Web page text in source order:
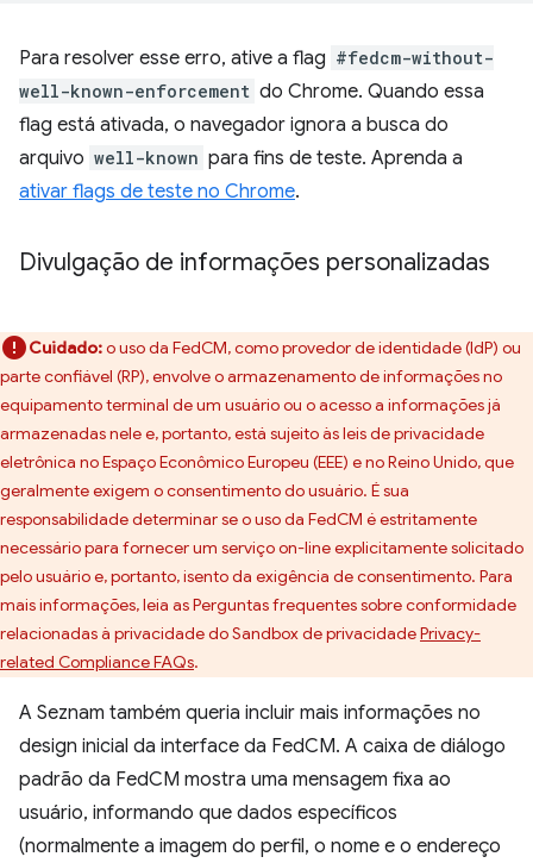
Para resolver esse erro, ative a flag #fedcm-without-
well-known-enforcement do Chrome. Quando essa
flag está ativada, o navegador ignora a busca do
arquivo well-known para fins de teste. Aprenda a
ativar flags de teste no Chrome.
Divulgação de informações personalizadas
Cuidado:o uso da FedCM, como provedor de identidade (IdP) ou
parte confiável (RP), envolve o armazenamento de informações no
equipamento terminal de um usuário ou o acesso a informações já
armazenadas nele e, portanto, está sujeito às leis de privacidade
eletrônica no Espaço Econômico Europeu (EEE) e no Reino Unido, que
geralmente exigem o consentimento do usuário. É sua
responsabilidade determinar se o uso da FedCM é estritamente
necessário para fornecer um serviço on-line explicitamente solicitado
pelo usuário e, portanto, isento da exigência de consentimento. Para
mais informações, leia as Perguntas frequentes sobre conformidade
relacionadas à privacidade do Sandbox de privacidadePrivacy-
related Compliance FAQs.
A Seznam também queria incluir mais informações no
design inicial da interface da FedCM. A caixa de diálogo
padrão da FedCM mostra uma mensagem fixa ao
usuário, informando que dados específicos
(normalmente a imagem do perfil, o nome e o endereço